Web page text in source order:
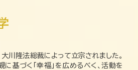
川隆法総裁によって立宗されました。
基づく「幸福」を広めるべく、活動を